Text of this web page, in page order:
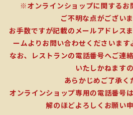
※オンラインショップに関する
ご不明な点がございま
お手数ですが記載のメールアドレス
ームよりお問い合わせくださいます
なお、レストランの電話番号へご連
いたしかねますの
あらかじめご了承く
オンラインショップ専用の電話番号
解のほどよろしくお願い申